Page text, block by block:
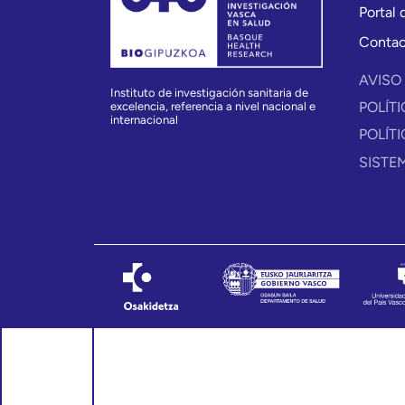
Instituto de investigación sanitaria de
excelencia, referencia a nivel nacional e
internacional
Portal
AVISO